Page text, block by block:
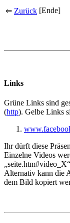
⇐ Zurück [Ende]
Links
Grüne Links sind
(http). Gelbe Links
Ihr dürft diese
Einzelne Videos
Alternativ kann die
dem Bild kopiert